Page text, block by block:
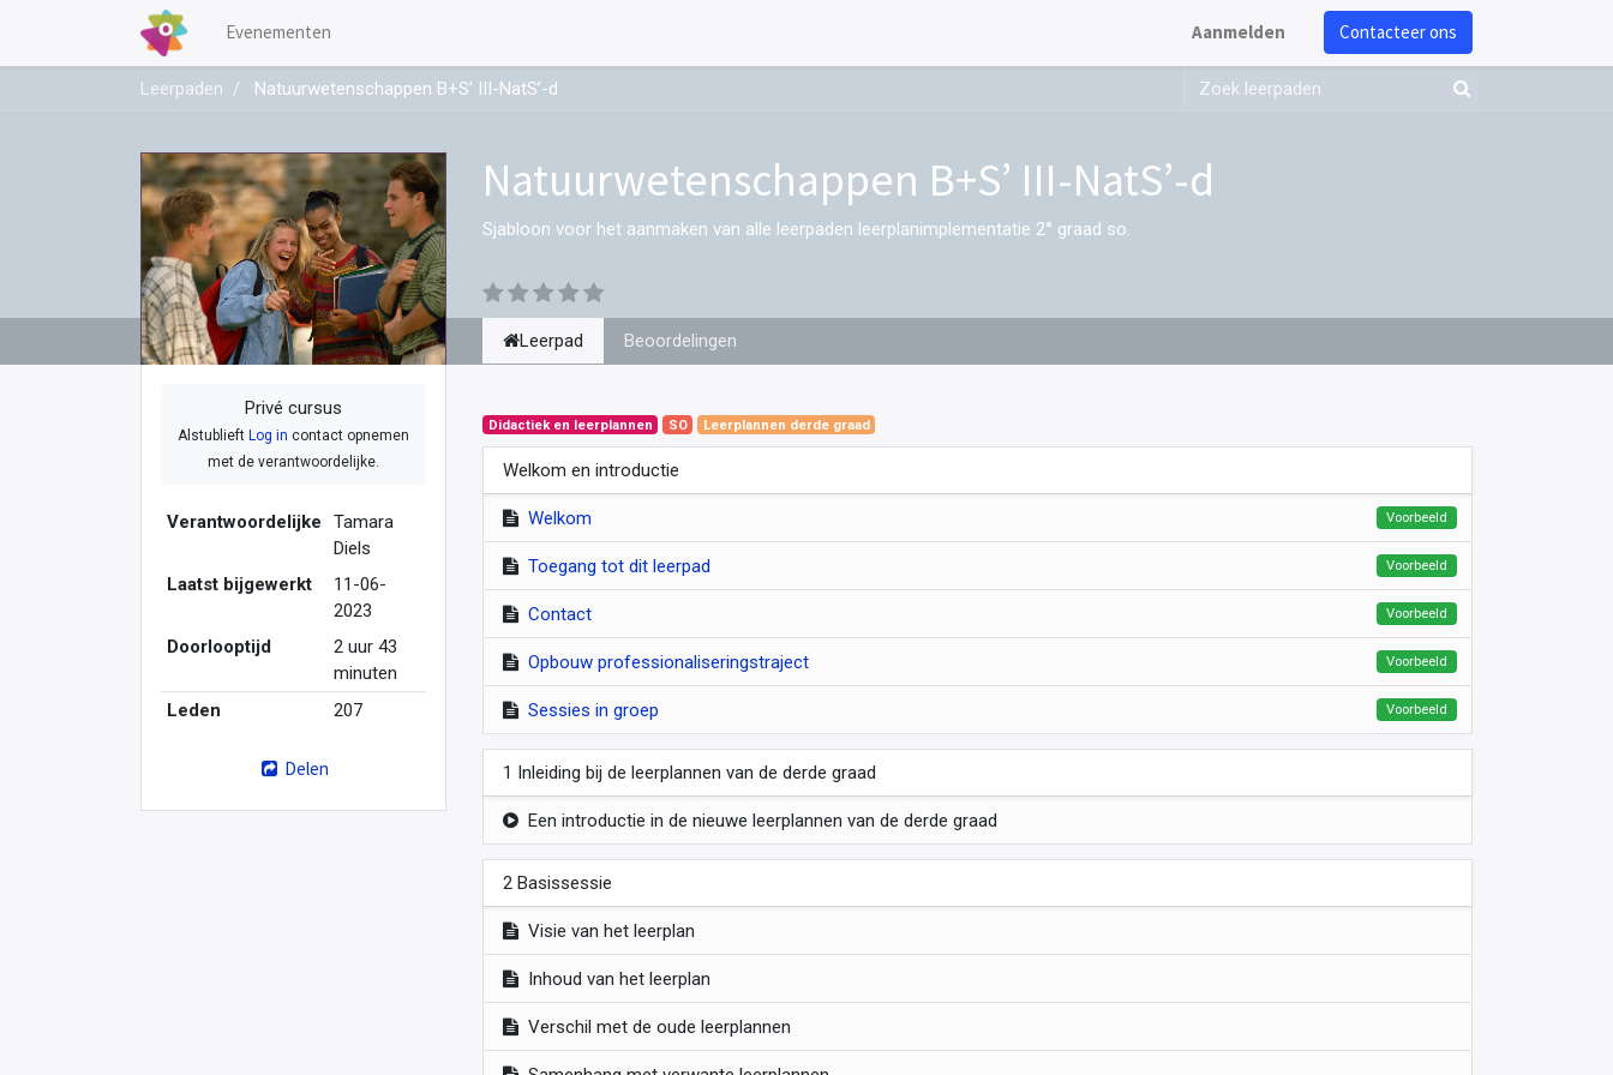
Evenementen Aanmelden Contacteer ons
Leerpaden Natuurwetenschappen B+S’ III-NatS’-d
Natuurwetenschappen B+S’ III-NatS’-d
Sjabloon voor het aanmaken van alle leerpaden leerplanimplementatie 2° graad so.
Privé cursus
Alstublieft Log in contact opnemen
met de verantwoordelijke.
Verantwoordelijke
Tamara
Diels
Laatst bijgewerkt
11-06-
2023
Doorlooptijd
2 uur 43
minuten
Leden
207
Delen
Leerpad Beoordelingen
Didactiek en leerplannen SO Leerplannen derde graad
Welkom en introductie
Welkom Voorbeeld
Toegang tot dit leerpad Voorbeeld
Contact Voorbeeld
Opbouw professionaliseringstraject Voorbeeld
Sessies in groep Voorbeeld
1 Inleiding bij de leerplannen van de derde graad
Een introductie in de nieuwe leerplannen van de derde graad
2 Basissessie
Visie van het leerplan
Inhoud van het leerplan
Verschil met de oude leerplannen